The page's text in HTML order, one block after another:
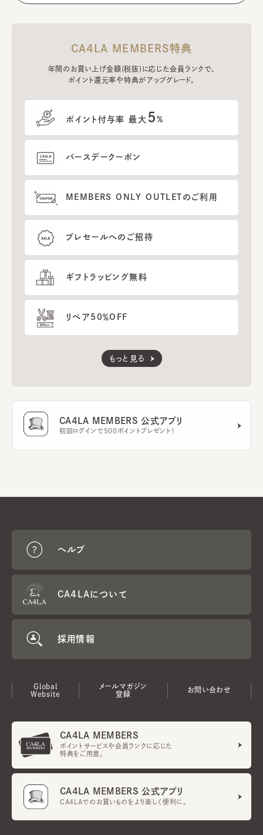
CA4LA MEMBERS特典
年間のお買い上げ金額(税抜)に応じた会員ランクで、
ポイント還元率や特典がアップグレード。
ポイント付与率 最大 5%
バースデークーポン
MEMBERS ONLY OUTLETのご利用
プレセールへのご招待
ギフトラッピング無料
リペア50％OFF
もっと見る
CA4LA MEMBERS 公式アプリ
初回ログインで500ポイントプレゼント！
ヘルプ
CA4LAについて
採用情報
Global
Website
メールマガジン
登録
お問い合わせ
CA4LA MEMBERS
ポイントサービスや会員ランクに応じた
特典をご用意。
CA4LA MEMBERS 公式アプリ
CA4LAでのお買いものをより楽しく便利に。